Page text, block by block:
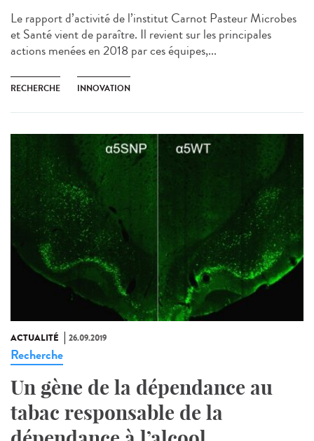
Le rapport d’activité de l’institut Carnot Pasteur Microbes
et Santé vient de paraître. Il revient sur les principales
actions menées en 2018 par ces équipes,...
RECHERCHE INNOVATION
ACTUALITÉ 26.09.2019
Recherche
Un gène de la dépendance au
tabac responsable de la